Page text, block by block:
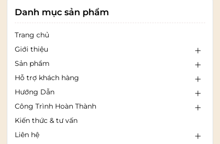
Danh mục sản phẩm
Trang chủ
Giới thiệu
Sản phẩm
Hỗ trợ khách hàng
Hướng Dẫn
Công Trình Hoàn Thành
Kiến thức & tư vấn
Liên hệ